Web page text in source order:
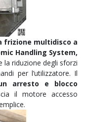
frizione multidisco a
Handling System,
la riduzione degli sforzi
per l’utilizzatore. Il
arresto e blocco
il motore accesso